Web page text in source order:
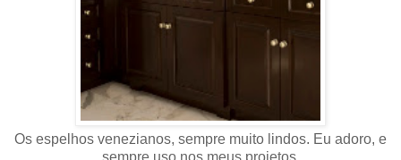
Os espelhos venezianos, sempre muito lindos. Eu adoro, e
sempre uso nos meus projetos.